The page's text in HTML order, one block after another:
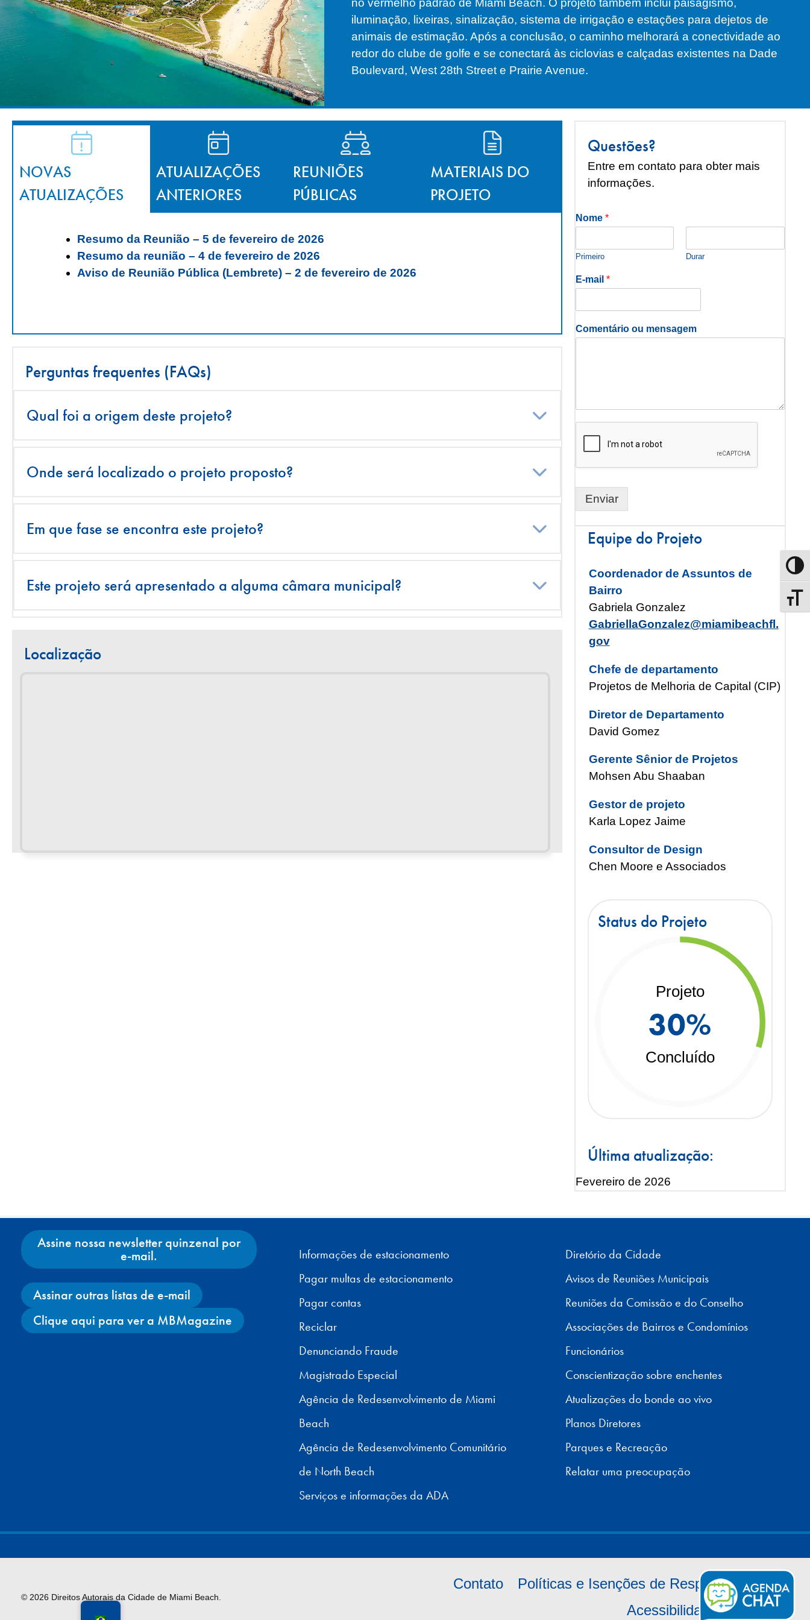
no vermelho padrão de Miami Beach. O projeto também inclui paisagismo,
iluminação, lixeiras, sinalização, sistema de irrigação e estações para dejetos de
animais de estimação. Após a conclusão, o caminho melhorará a conectividade ao
redor do clube de golfe e se conectará às ciclovias e calçadas existentes na Dade
Boulevard, West 28th Street e Prairie Avenue.
NOVAS
ATUALIZAÇÕES
ATUALIZAÇÕES
ANTERIORES
REUNIÕES
PÚBLICAS
MATERIAIS DO
PROJETO
Resumo da Reunião – 5 de fevereiro de 2026
Resumo da reunião – 4 de fevereiro de 2026
Aviso de Reunião Pública (Lembrete) – 2 de fevereiro de 2026
Perguntas frequentes (FAQs)
Qual foi a origem deste projeto? Expandir
Onde será localizado o projeto proposto? Expandir
Em que fase se encontra este projeto? Expandir
Este projeto será apresentado a alguma câmara municipal? Expandir
Localização
Questões?
Entre em contato para obter mais
informações.
Nome *
Primeiro Durar
E-mail *
Comentário ou mensagem
Enviar
Equipe do Projeto
Coordenador de Assuntos de
Bairro
Gabriela Gonzalez
GabriellaGonzalez@miamibeachfl.
gov
Chefe de departamento
Projetos de Melhoria de Capital (CIP)
Diretor de Departamento
David Gomez
Gerente Sênior de Projetos
Mohsen Abu Shaaban
Gestor de projeto
Karla Lopez Jaime
Consultor de Design
Chen Moore e Associados
Status do Projeto
Projeto
30%
Concluído
Última atualização:
Fevereiro de 2026
Assine nossa newsletter quinzenal por
e-mail.
Assinar outras listas de e-mail
Clique aqui para ver a MBMagazine
Informações de estacionamento
Pagar multas de estacionamento
Pagar contas
Reciclar
Denunciando Fraude
Magistrado Especial
Agência de Redesenvolvimento de Miami
Beach
Agência de Redesenvolvimento Comunitário
de North Beach
Serviços e informações da ADA
Diretório da Cidade
Avisos de Reuniões Municipais
Reuniões da Comissão e do Conselho
Associações de Bairros e Condomínios
Funcionários
Conscientização sobre enchentes
Atualizações do bonde ao vivo
Planos Diretores
Parques e Recreação
Relatar uma preocupação
© 2026 Direitos Autorais da Cidade de Miami Beach.
Contato
Políticas e Isenções de Responsabilidade
Acessibilidade
Biscoitos